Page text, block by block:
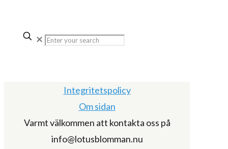
✕
Integritetspolicy
Om sidan
Varmt välkommen att kontakta oss på
info@lotusblomman.nu